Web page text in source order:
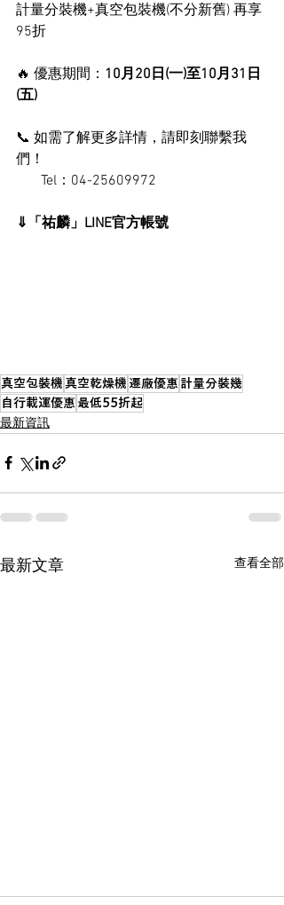
計量分裝機+真空包裝機(不分新舊) 再享
95折
🔥 優惠期間： 10月20日(一)至10月31日
(五)
📞 如需了解更多詳情，請即刻聯繫我
們！
       Tel：04-25609972
⇓「祐麟」LINE官方帳號
真空包裝機 真空乾燥機 遷廠優惠 計量分裝幾
自行載運優惠 最低55折起
最新資訊
最新文章 查看全部